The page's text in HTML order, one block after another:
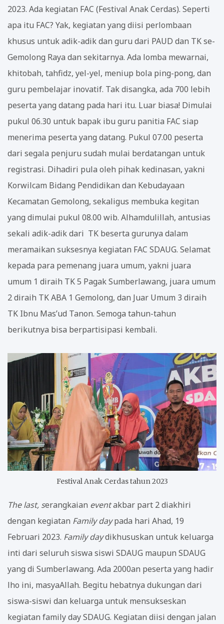
2023. Ada kegiatan FAC (Festival Anak Cerdas). Seperti
apa itu FAC? Yak, kegiatan yang diisi perlombaan
khusus untuk adik-adik dan guru dari PAUD dan TK se-
Gemolong Raya dan sekitarnya. Ada lomba mewarnai,
khitobah, tahfidz, yel-yel, meniup bola ping-pong, dan
guru pembelajar inovatif. Tak disangka, ada 700 lebih
peserta yang datang pada hari itu. Luar biasa! Dimulai
pukul 06.30 untuk bapak ibu guru panitia FAC siap
menerima peserta yang datang. Pukul 07.00 peserta
dari segala penjuru sudah mulai berdatangan untuk
registrasi. Dihadiri pula oleh pihak kedinasan, yakni
Korwilcam Bidang Pendidikan dan Kebudayaan
Kecamatan Gemolong, sekaligus membuka kegitan
yang dimulai pukul 08.00 wib. Alhamdulillah, antusias
sekali adik-adik dari TK beserta gurunya dalam
meramaikan suksesnya kegiatan FAC SDAUG. Selamat
kepada para pemenang juara umum, yakni juara
umum 1 diraih TK 5 Pagak Sumberlawang, juara umum
2 diraih TK ABA 1 Gemolong, dan Juar Umum 3 diraih
TK Ibnu Mas’ud Tanon. Semoga tahun-tahun
berikutnya bisa berpartisipasi kembali.
Festival Anak Cerdas tahun 2023
The last, serangkaian eventakbar part 2 diakhiri
dengan kegiatan Family daypada hari Ahad, 19
Februari 2023. Family daydikhususkan untuk keluarga
inti dari seluruh siswa siswi SDAUG maupun SDAUG
yang di Sumberlawang. Ada 2000an peserta yang hadir
lho ini, masyaAllah. Begitu hebatnya dukungan dari
siswa-siswi dan keluarga untuk mensukseskan
kegiatan family day SDAUG. Kegiatan diisi dengan jalan